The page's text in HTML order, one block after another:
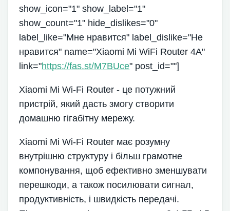
show_icon="1" show_label="1"
show_count="1" hide_dislikes="0"
label_like="Мне нравится" label_dislike="Не
нравится" name="Xiaomi Mi WiFi Router 4A"
link="https://fas.st/M7BUce" post_id=""]
Xiaomi Mi Wi-Fi Router - це потужний
пристрій, який дасть змогу створити
домашню гігабітну мережу.
Xiaomi Mi Wi-Fi Router має розумну
внутрішню структуру і більш грамотне
компонування, щоб ефективно зменшувати
перешкоди, а також посилювати сигнал,
продуктивність, і швидкість передачі.